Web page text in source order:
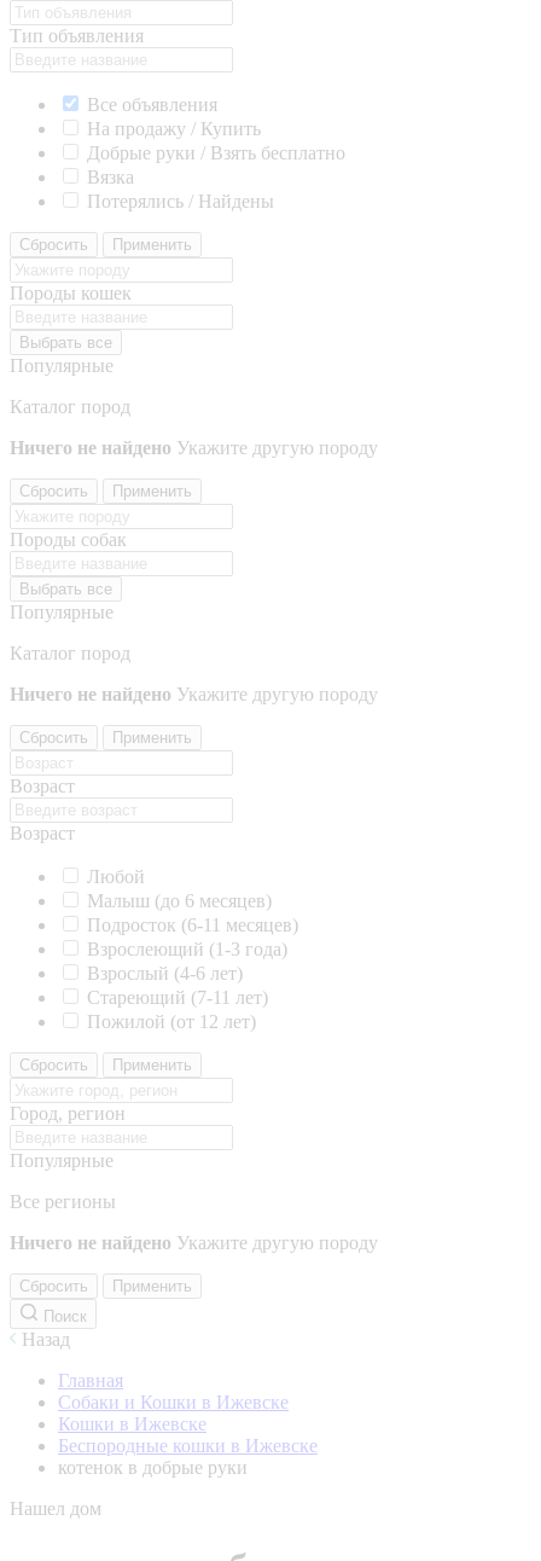
Тип объявления
Все объявления
На продажу / Купить
Добрые руки / Взять бесплатно
Вязка
Потерялись / Найдены
Сбросить Применить
Породы кошек
Выбрать все
Популярные
Каталог пород
Ничего не найдено Укажите другую породу
Сбросить Применить
Породы собак
Выбрать все
Популярные
Каталог пород
Ничего не найдено Укажите другую породу
Сбросить Применить
Возраст
Возраст
Любой
Малыш (до 6 месяцев)
Подросток (6-11 месяцев)
Взрослеющий (1-3 года)
Взрослый (4-6 лет)
Стареющий (7-11 лет)
Пожилой (от 12 лет)
Сбросить Применить
Город, регион
Популярные
Все регионы
Ничего не найдено Укажите другую породу
Сбросить
Применить
Поиск
Назад
Главная
Собаки и Кошки в Ижевске
Кошки в Ижевске
Беспородные кошки в Ижевске
котенок в добрые руки
Нашел дом